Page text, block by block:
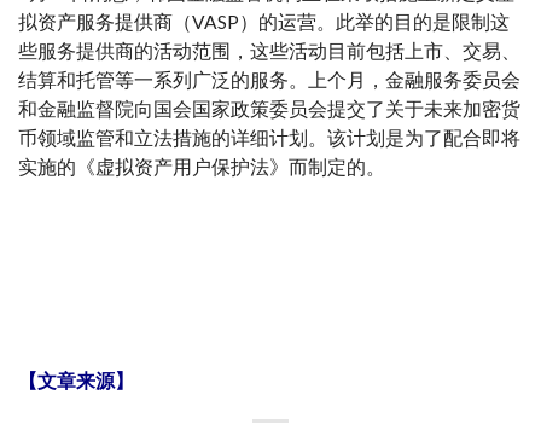
拟资产服务提供商（VASP）的运营。此举的目的是限制这
些服务提供商的活动范围，这些活动目前包括上市、交易、
结算和托管等一系列广泛的服务。上个月，金融服务委员会
和金融监督院向国会国家政策委员会提交了关于未来加密货
币领域监管和立法措施的详细计划。该计划是为了配合即将
实施的《虚拟资产用户保护法》而制定的。
【文章来源】